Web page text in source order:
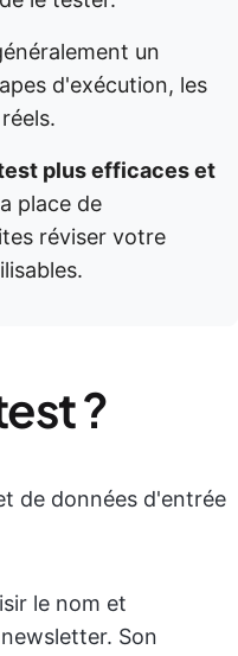
un
d'exécution, les
plus efficaces et
place de
réviser votre
?
de données d'entrée
le nom et
Son